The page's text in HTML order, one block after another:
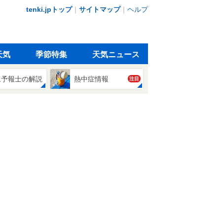
tenki.jpトップ｜ サイトマップ｜ ヘルプ
気 季節特集 天気ニュース
報士の解説 熱中症情報 注目